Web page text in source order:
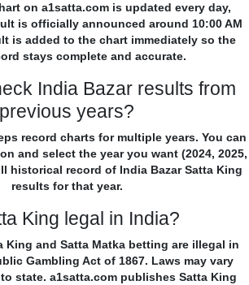
on a1satta.com is updated every day,
is officially announced around 10:00 AM
is added to the chart immediately so the
stays complete and accurate.
India Bazar results from
previous years?
record charts for multiple years. You can
and select the year you want (2024, 2025,
historical record of India Bazar Satta King
results for that year.
King legal in India?
King and Satta Matka betting are illegal in
Gambling Act of 1867. Laws may vary
state. a1satta.com publishes Satta King